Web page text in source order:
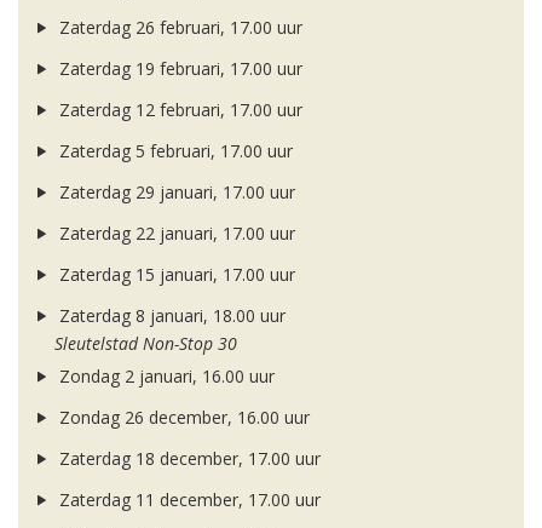
Zaterdag 26 februari, 17.00 uur
Zaterdag 19 februari, 17.00 uur
Zaterdag 12 februari, 17.00 uur
Zaterdag 5 februari, 17.00 uur
Zaterdag 29 januari, 17.00 uur
Zaterdag 22 januari, 17.00 uur
Zaterdag 15 januari, 17.00 uur
Zaterdag 8 januari, 18.00 uur
Sleutelstad Non-Stop 30
Zondag 2 januari, 16.00 uur
Zondag 26 december, 16.00 uur
Zaterdag 18 december, 17.00 uur
Zaterdag 11 december, 17.00 uur